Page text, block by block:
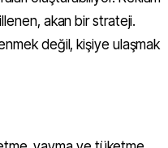
akan bir strateji.
değil, kişiye ulaşmak